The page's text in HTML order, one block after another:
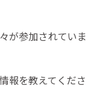
が参加されていま
報を教えてくださ